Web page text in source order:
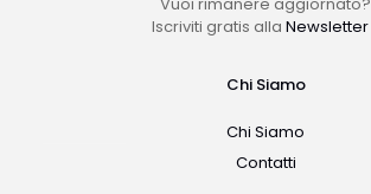
Iscriviti gratis alla Newsletter
Chi Siamo
Chi Siamo
Contatti